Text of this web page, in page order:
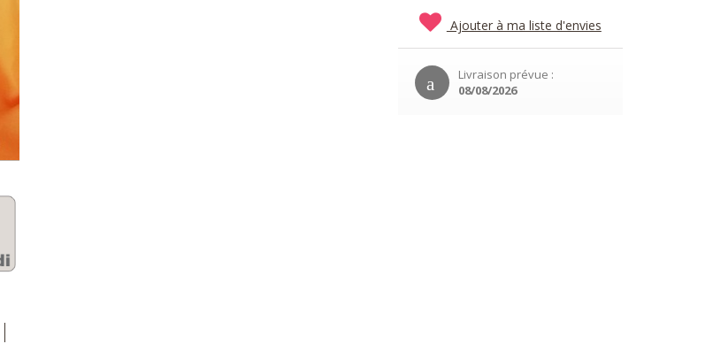
Ajouter à ma liste d'envies
Livraison prévue :
08/08/2026